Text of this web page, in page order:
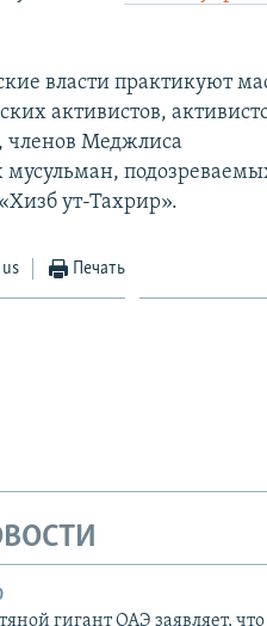
власти практикуют
активистов,
членов Меджлиса
ут-Тахрир».
Печать
гигант ОАЭ заявляет, что